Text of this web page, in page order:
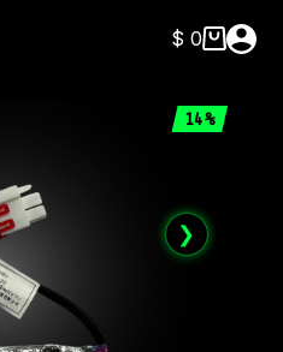
Carro
$ 0
14%
❯